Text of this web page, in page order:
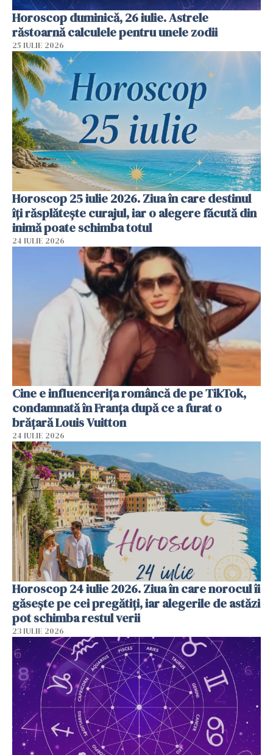
Horoscop duminică, 26 iulie. Astrele
răstoarnă calculele pentru unele zodii
25 IULIE 2026
Horoscop 25 iulie 2026. Ziua în care destinul
îți răsplătește curajul, iar o alegere făcută din
inimă poate schimba totul
24 IULIE 2026
Cine e influencerița româncă de pe TikTok,
condamnată în Franța după ce a furat o
brățară Louis Vuitton
24 IULIE 2026
Horoscop 24 iulie 2026. Ziua în care norocul îi
găsește pe cei pregătiți, iar alegerile de astăzi
pot schimba restul verii
23 IULIE 2026